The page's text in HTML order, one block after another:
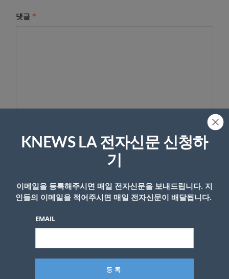
댓글 *
이름
KNEWS LA 전자신문 신청하
기
이메일을 등록해주시면 매일 전자신문을 보내드립니다. 지
인들의 이메일을 적어주시면 매일 전자신문이 배달됩니다.
EMAIL